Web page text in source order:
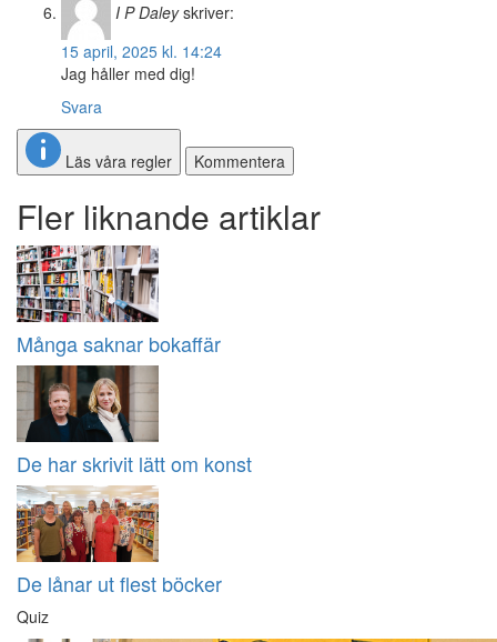
I P Daley skriver:
15 april, 2025 kl. 14:24
Jag håller med dig!
Svara
Läs våra regler Kommentera
Fler liknande artiklar
Många saknar bokaffär
De har skrivit lätt om konst
De lånar ut flest böcker
Quiz